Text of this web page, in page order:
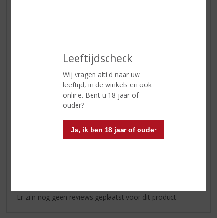
Leeftijdscheck
Wij vragen altijd naar uw
leeftijd, in de winkels en ook
online. Bent u 18 jaar of
ouder?
Ja, ik ben 18 jaar of ouder
sinaasappelschil geeft het palet
wat frisheid. De zoetheid van
caramel en het vanilleachtige
eiken zwakken het fruitige
karakter af.
finish.
Er zijn nog geen reviews geplaatst voor dit product